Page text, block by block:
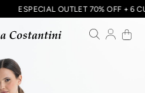
ESPECIAL OUTLET 70% OFF +